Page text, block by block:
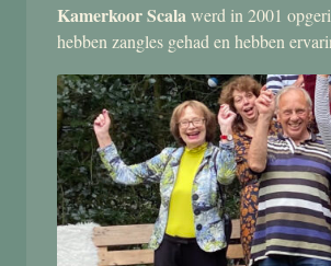
Kamerkoor Scalawerd in 2001
hebben zangles gehad en hebben